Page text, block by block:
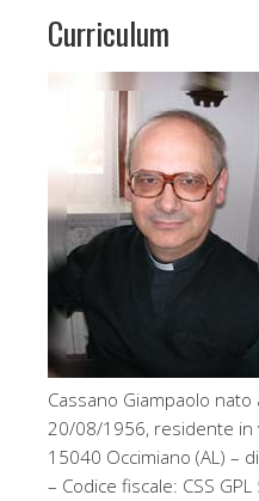
Curriculum
Cassano Giampaolo nato
20/08/1956, residente in
15040 Occimiano (AL) –
– Codice fiscale: CSS